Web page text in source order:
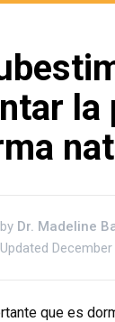
la
by Dr. Madeline
Updated
que es